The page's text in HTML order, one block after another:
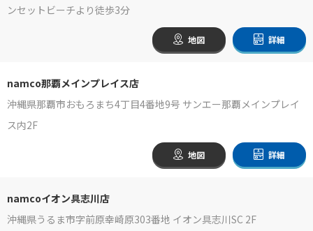
ンセットビーチより徒歩3分
地図 詳細
namco那覇メインプレイス店
沖縄県那覇市おもろまち4丁目4番地9号 サンエー那覇メインプレイ
ス内2F
地図 詳細
namcoイオン具志川店
沖縄県うるま市字前原幸崎原303番地 イオン具志川SC 2F